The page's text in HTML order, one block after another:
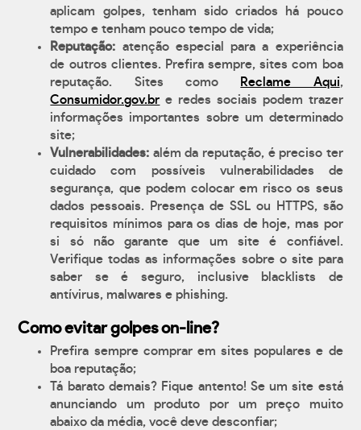
aplicam golpes, tenham sido criados há pouco
tempo e tenham pouco tempo de vida;
Reputação: atenção especial para a experiência
de outros clientes. Prefira sempre, sites com boa
reputação. Sites como
Reclame Aqui,
Consumidor.gov.br e redes sociais podem trazer
informações importantes sobre um determinado
site;
Vulnerabilidades: além da reputação, é preciso ter
cuidado com possíveis vulnerabilidades de
segurança, que podem colocar em risco os seus
dados pessoais. Presença de SSL ou HTTPS, são
requisitos mínimos para os dias de hoje, mas por
si só não garante que um site é confiável.
Verifique todas as informações sobre o site para
saber se é seguro, inclusive blacklists de
antívirus, malwares e phishing.
Como evitar golpes on-line?
Prefira sempre comprar em sites populares e de
boa reputação;
Tá barato demais? Fique antento! Se um site está
anunciando um produto por um preço muito
abaixo da média, você deve desconfiar;